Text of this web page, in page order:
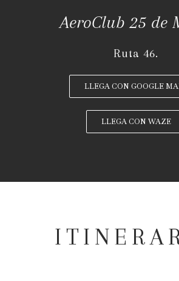
AeroClub 25 de
Ruta 46.
LLEGA CON GOOGLE
LLEGA CON WAZE